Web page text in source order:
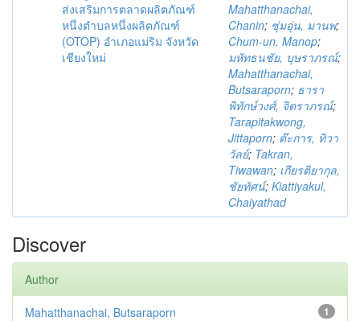
ส่งเสริมการตลาดผลิตภัณฑ์
หนึ่งตำบลหนึ่งผลิตภัณฑ์
(OTOP) อำเภอแม่ริม จังหวัด
เชียงใหม่
Mahatthanachai,
Chanin; ชุ่มอุ่น, มานพ;
Chum-un, Manop;
มหัทธนชัย, บุษราภรณ์;
Mahatthanachai,
Butsaraporn; ธารา
พิทักษ์วงศ์, จิตราภรณ์;
Tarapitakwong,
Jittaporn; ต๊ะการ, ทิวา
วัลย์; Takran,
Tiwawan; เกียรติยากุล,
ชัยทัศน์; Kiattiyakul,
Chaiyathad
Discover
Author
1
Mahatthanachai, Butsaraporn